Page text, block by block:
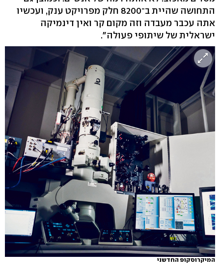
התחושה שהיית ב־8200 חלק מפרויקט ענק, ועכשיו
אתה עכבר מעבדה וזה מקום קר ואין דינמיקה
ישראלית של שיתופי פעולה".
המיקרוסקופ החדשני